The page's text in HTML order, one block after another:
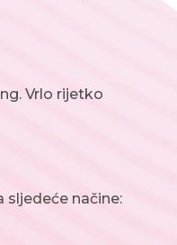
Vrlo rijetko
sljedeće načine: